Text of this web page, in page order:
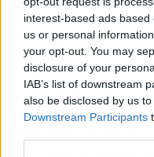
interest-based ads
us or personal
your opt-out. You may
disclosure of your
IAB’s list of downstream
also be disclosed by us
Downstream Participants
que enciendas la
él a buscarte al
quieras.
La pregunta que
alianzas acabarán